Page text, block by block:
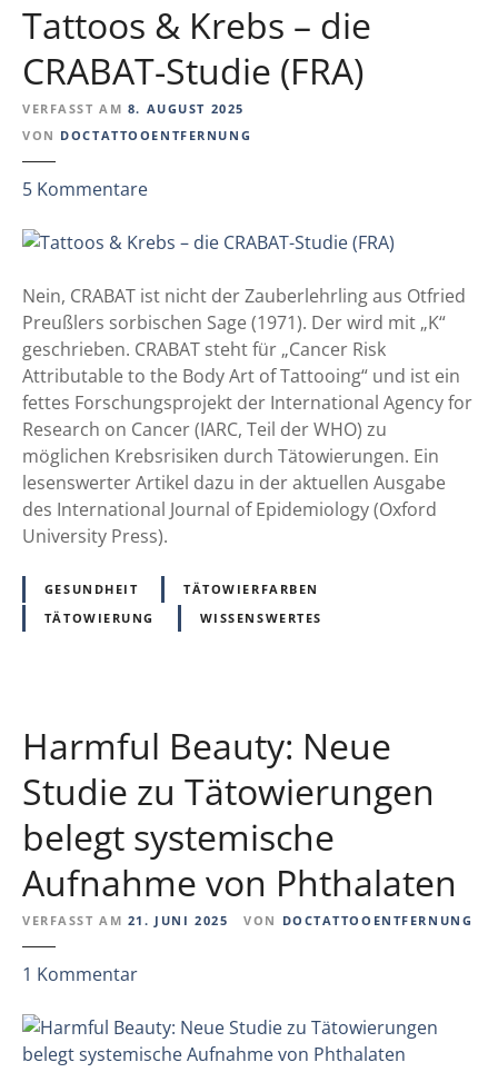
d
a
v
e
r
n
e
r
t
e
R
i
s
i
k
o
n
n
m
e
n
Tattoos & Krebs – die
CRABAT-Studie (FRA)
VERFASST AM 8. AUGUST 2025
VON DOCTATTOOENTFERNUNG
5 Kommentarez
T
t
t
o
o
s
&
K
r
e
b
d
A
A
T
-
S
u
(
F
Nein, CRABAT ist nicht der Zauberlehrling aus Otfried
Preußlers sorbischen Sage (1971). Der wird mit „K“
geschrieben. CRABAT steht für „Cancer Risk
Attributable to the Body Art of Tattooing“ und ist ein
fettes Forschungsprojekt der International Agency for
Research on Cancer (IARC, Teil der WHO) zu
möglichen Krebsrisiken durch Tätowierungen. Ein
lesenswerter Artikel dazu in der aktuellen Ausgabe
des International Journal of Epidemiology (Oxford
University Press).
GESUNDHEIT
TÄTOWIERFARBEN
TÄTOWIERUNG
WISSENSWERTES
Harmful Beauty: Neue
Studie zu Tätowierungen
belegt systemische
Aufnahme von Phthalaten
VERFASST AM 21. JUNI 2025 VON DOCTATTOOENTFERNUNG
1 Kommentarz
H
a